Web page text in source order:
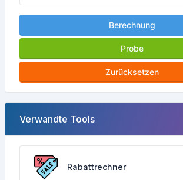
Berechnung
Probe
Zurücksetzen
Verwandte Tools
Rabattrechner